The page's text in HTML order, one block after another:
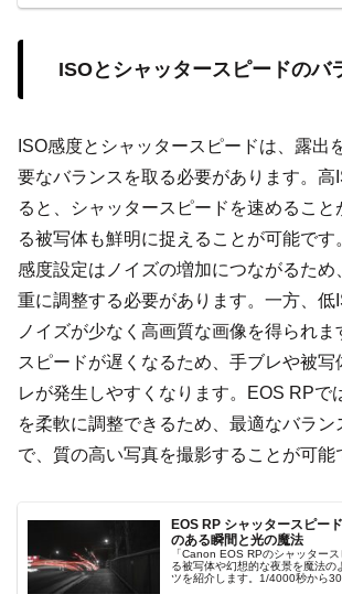
ISOとシャッタースピードのバ
ISO感度とシャッタースピードは、露出
要なバランスを取る必要があります。高
ると、シャッタースピードを速めること
る被写体も鮮明に捉えることが可能です
感度設定はノイズの増加につながるため
重に調整する必要があります。一方、低
ノイズが少なく高画質な画像を得られ
スピードが遅くなるため、手ブレや被
レが発生しやすくなります。EOS RPで
を柔軟に調整できるため、最適なバラン
で、質の高い写真を撮影することが可能
EOS RP シャッタースピー
のある瞬間と光の魔法
「Canon EOS RPのシャッター
る被写体や幻想的な夜景を魔法の
ツを紹介します。1/4000秒から30